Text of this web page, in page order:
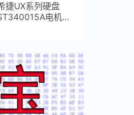
捷UX系列硬盘
电机损